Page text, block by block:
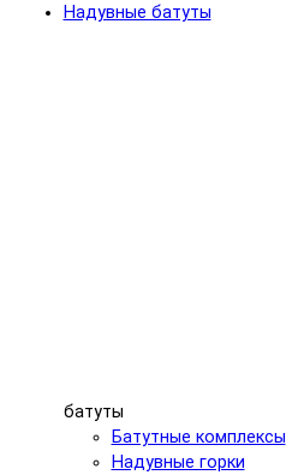
Надувные батуты
батуты
Батутные комплексы
Надувные горки